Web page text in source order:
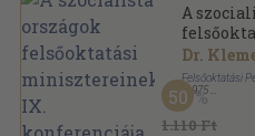
A
IX.
Dr.
Felsőoktatási
, 1975
Tűzött kötés
Felsőoktatási
1.110 Ft
50